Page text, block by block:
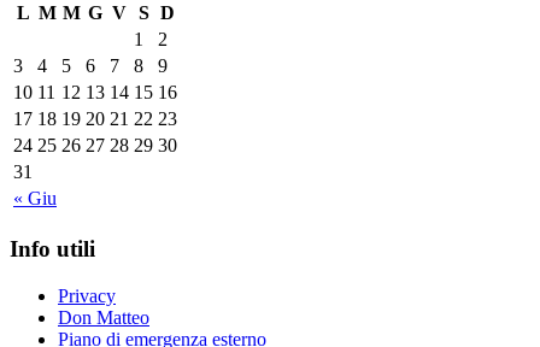
L M M G V S D
« Giu
1
2
3
4 5 6 7 8
9
10 11 12 13 14 15 16
17 18 19 20 21 22 23
24 25 26 27 28 29 30
31
Info utili
Privacy
Don Matteo
Piano di emergenza esterno